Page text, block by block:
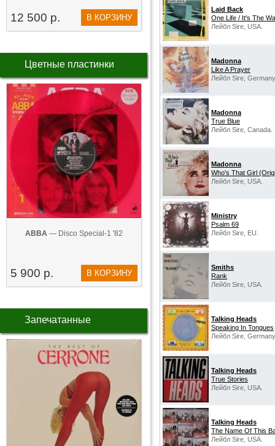
12 500 р. В КОРЗИНУ
Цветные пластинки
ABBA — Disco Special-1 '82
5 900 р. В КОРЗИНУ
Запечатанные
Laid Back
One Life / It's The
Лейбл Sire, USA.
Madonna
Like A Prayer
Лейбл Sire,
Madonna
True Blue
Лейбл Sire, Canada.
Madonna
Who's That Girl
Лейбл Sire, USA.
Ministry‎
Psalm 69
Лейбл Sire, EU.
Smiths
Rank
Лейбл Sire, USA.
Talking Heads
Speaking In Tongues
Лейбл Sire,
Talking Heads
True Stories
Лейбл Sire, USA.
Talking Heads
The Name Of This
Лейбл Sire, USA.